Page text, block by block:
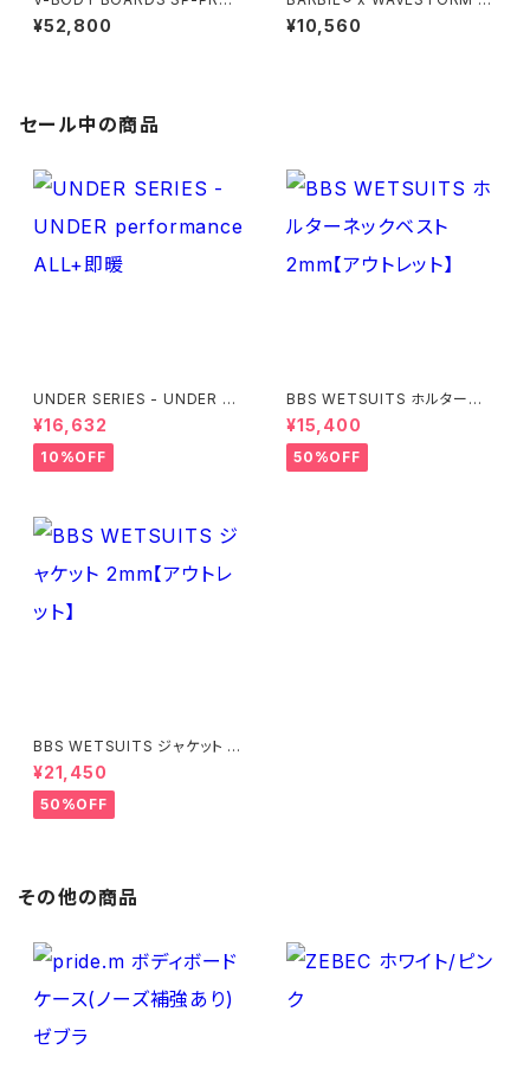
X 2026モデル - サクラピンク
¥52,800
6in Bodyboard
¥10,560
セール中の商品
UNDER SERIES - UNDER pe
rformance ALL+即暖
¥16,632
10%OFF
BBS WETSUITS ホルターネッ
クベスト 2mm【アウトレット】
¥15,400
50%OFF
BBS WETSUITS ジャケット 2
mm【アウトレット】
¥21,450
50%OFF
その他の商品